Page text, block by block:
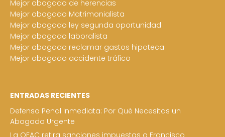
Mejor abogado de herencias
Mejor abogado Matrimonialista
Mejor abogado ley segunda oportunidad
Mejor abogado laboralista
Mejor abogado reclamar gastos hipoteca
Mejor abogado accidente tráfico
ENTRADAS RECIENTES
Defensa Penal Inmediata: Por Qué Necesitas un
Abogado Urgente
La OFAC retira sanciones impuestas a Francisco